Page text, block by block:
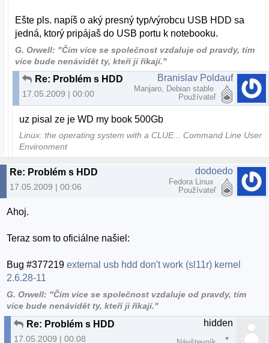
Ešte pls. napíš o aký presný typ/výrobcu USB HDD sa
jedná, ktorý pripájaš do USB portu k notebooku.
G. Orwell: "Čím více se společnost vzdaluje od pravdy, tím
více bude nenávidět ty, kteří ji říkají."
Re: Problém s HDD
17.05.2009 | 00:00
Branislav Poldauf
Manjaro, Debian stable
Používateľ
uz pisal ze je WD my book 500Gb
Linux: the operating system with a CLUE... Command Line User
Environment
Re: Problém s HDD
17.05.2009 | 00:06
dodoedo
Fedora Linux
Používateľ
Ahoj.
Teraz som to oficiálne našiel:
Bug #377219external usb hdd don't work (sl11r) kernel
2.6.28-11
G. Orwell: "Čím více se společnost vzdaluje od pravdy, tím
více bude nenávidět ty, kteří ji říkají."
Re: Problém s HDD
17.05.2009 | 00:08
hidden